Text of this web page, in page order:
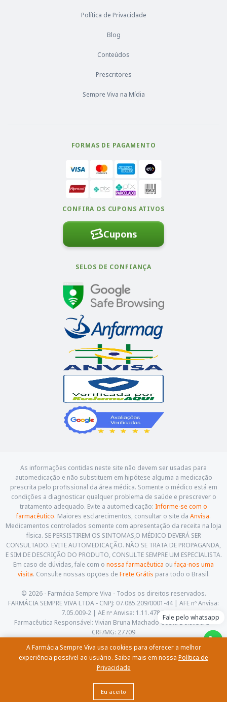
Fale pelo whatsapp
As informações contidas neste site não devem ser usadas para
automedicação e não substituem em hipótese alguma a medicação
prescrita pelo profissional da área médica. Somente o médico está em
condições a diagnosticar qualquer problema de saúde e prescrever o
tratamento adequado. Evite a automedicação: Informe-se com o
farmacêutico. Maiores esclarecimentos, consultar o site da Anvisa.
Medicamentos controlados somente com apresentação da receita na loja
física. SE PERSISTIREM OS SINTOMAS,O MÉDICO DEVERÁ SER
CONSULTADO. EVITE AUTOMEDICAÇÃO. NÃO SE TRATA DE PROPAGANDA,
E SIM DE DESCRIÇÃO DO PRODUTO, CONSULTE SEMPRE UM ESPECIALISTA.
Em caso de dúvidas, fale com o nossa farmacêutica oufaça-nos uma
visita. Consulte nossas opções de Frete Grátis para todo o Brasil.
© 2026 - Farmácia Sempre Viva - Todos os direitos reservados.
FARMÁCIA SEMPRE VIVA LTDA - CNPJ: 07.085.209/0001-44 | AFE nº Anvisa:
7.05.009-2 | AE nº Anvisa: 1.11.478-5
Farmacêutica Responsável: Vivian Bruna Machado Costa Delalibera -
CRF/MG: 27709
(35) 3622-5658 | contato@farmaciasempreviva.com.br
Política de Privacidade
Blog
Conteúdos
Prescritores
Sempre Viva na Mídia
FORMAS DE PAGAMENTO
CONFIRA OS CUPONS ATIVOS
Cupons
SELOS DE CONFIANÇA
Eu aceito
A Farmácia Sempre Viva usa cookies para oferecer a melhor
experiência possível ao usuário. Saiba mais em nossa Política de
Privacidade